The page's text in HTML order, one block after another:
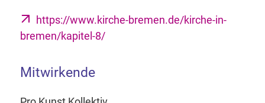
https://www.kirche-bremen.de/kirche-in-
bremen/kapitel-8/
Mitwirkende